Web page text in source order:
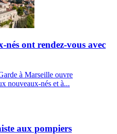
nés ont rendez-vous avec
à Marseille ouvre
nouveaux-nés et à...
aux pompiers